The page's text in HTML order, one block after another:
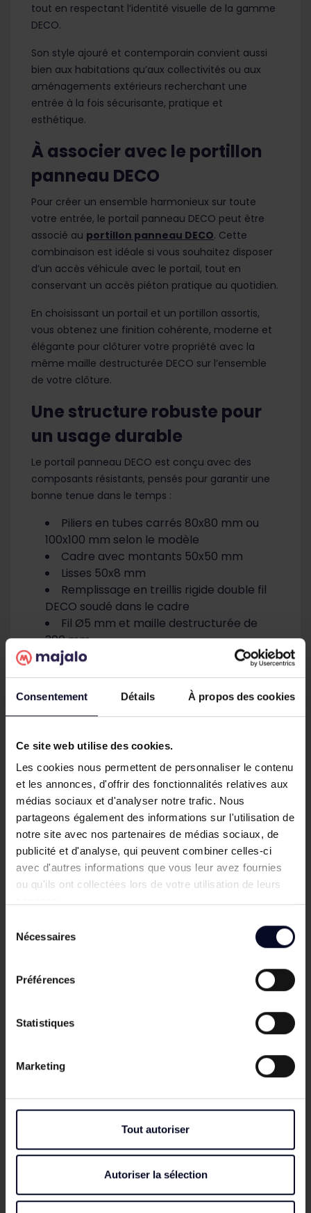
Consentement Détails À propos des cookies
Ce site web utilise des cookies.
Les cookies nous permettent de personnaliser le contenu
et les annonces, d'offrir des fonctionnalités relatives aux
médias sociaux et d'analyser notre trafic. Nous
partageons également des informations sur l'utilisation de
notre site avec nos partenaires de médias sociaux, de
publicité et d'analyse, qui peuvent combiner celles-ci
avec d'autres informations que vous leur avez fournies
ou qu'ils ont collectées lors de votre utilisation de leurs
Nécessaires
Préférences
Statistiques
Marketing
Tout autoriser
Autoriser la sélection
tout en respectant l’identité visuelle de la gamme
DECO.
Son style ajouré et contemporain convient aussi
bien aux habitations qu’aux collectivités ou aux
aménagements extérieurs recherchant une
entrée à la fois sécurisante, pratique et
esthétique.
À associer avec le portillon
panneau DECO
Pour créer un ensemble harmonieux sur toute
votre entrée, le portail panneau DECO peut être
associé au portillon panneau DECO. Cette
combinaison est idéale si vous souhaitez disposer
d’un accès véhicule avec le portail, tout en
conservant un accès piéton pratique au quotidien.
En choisissant un portail et un portillon assortis,
vous obtenez une finition cohérente, moderne et
élégante pour clôturer votre propriété avec la
même maille destructurée DECO sur l’ensemble
de votre clôture.
Une structure robuste pour
un usage durable
Le portail panneau DECO est conçu avec des
composants résistants, pensés pour garantir une
bonne tenue dans le temps :
Piliers en tubes carrés 80x80 mm ou
100x100 mm selon le modèle
Cadre avec montants 50x50 mm
Lisses 50x8 mm
Remplissage en treillis rigide double fil
DECO soudé dans le cadre
Fil Ø5 mm et maille destructurée de
300 mm
Verrou de sol pour maintenir les
vantaux en position fermée
Sabot réglable à visser pour assurer
l’alignement des deux vantaux
de créer un accès large et pratique pour les
véhicules, tout en conservant une finition assortie
à votre clôture rigide DECO.
Dimensions disponibles du
portail panneau DECO
Le portail panneau DECO est disponible en
plusieurs dimensions afin de s’adapter à votre
Largeur 3,00 m avec deux vantaux de
1450 mm
2000 mm
avec un coloris gris anthracite RAL 7016, sobre,
moderne et facile à associer à une clôture rigide
un portail battant durable
Le portail panneau DECO est livré avec des
accessoires Locinox de qualité supérieure pour une
pose fiable et propre. Le verrou de sol permet de
que le sabot réglable à visser facilite l’alignement